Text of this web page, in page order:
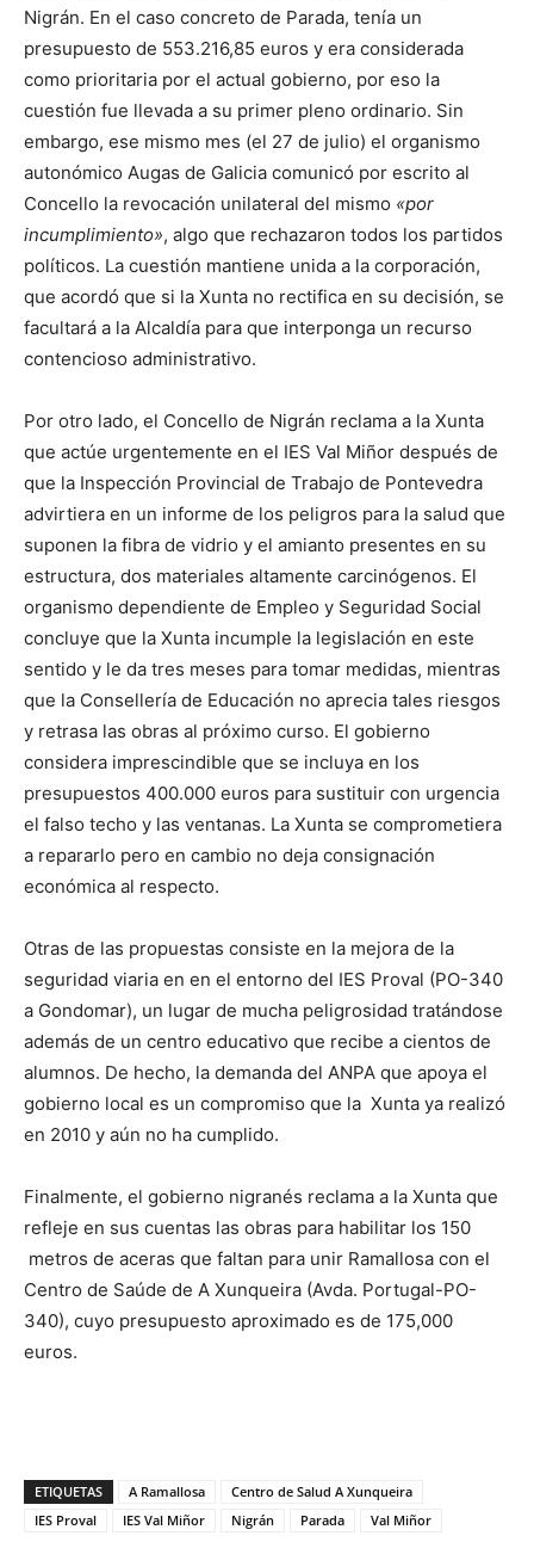
Nigrán. En el caso concreto de Parada, tenía un
presupuesto de 553.216,85 euros y era considerada
como prioritaria por el actual gobierno, por eso la
cuestión fue llevada a su primer pleno ordinario. Sin
embargo, ese mismo mes (el 27 de julio) el organismo
autonómico Augas de Galicia comunicó por escrito al
Concello la revocación unilateral del mismo «por
incumplimiento», algo que rechazaron todos los partidos
políticos. La cuestión mantiene unida a la corporación,
que acordó que si la Xunta no rectifica en su decisión, se
facultará a la Alcaldía para que interponga un recurso
contencioso administrativo.
Por otro lado, el Concello de Nigrán reclama a la Xunta
que actúe urgentemente en el IES Val Miñor después de
que la Inspección Provincial de Trabajo de Pontevedra
advirtiera en un informe de los peligros para la salud que
suponen la fibra de vidrio y el amianto presentes en su
estructura, dos materiales altamente carcinógenos. El
organismo dependiente de Empleo y Seguridad Social
concluye que la Xunta incumple la legislación en este
sentido y le da tres meses para tomar medidas, mientras
que la Consellería de Educación no aprecia tales riesgos
y retrasa las obras al próximo curso. El gobierno
considera imprescindible que se incluya en los
presupuestos 400.000 euros para sustituir con urgencia
el falso techo y las ventanas. La Xunta se comprometiera
a repararlo pero en cambio no deja consignación
económica al respecto.
Otras de las propuestas consiste en la mejora de la
seguridad viaria en en el entorno del IES Proval (PO-340
a Gondomar), un lugar de mucha peligrosidad tratándose
además de un centro educativo que recibe a cientos de
alumnos. De hecho, la demanda del ANPA que apoya el
gobierno local es un compromiso que la Xunta ya realizó
en 2010 y aún no ha cumplido.
Finalmente, el gobierno nigranés reclama a la Xunta que
refleje en sus cuentas las obras para habilitar los 150
metros de aceras que faltan para unir Ramallosa con el
Centro de Saúde de A Xunqueira (Avda. Portugal-PO-
340), cuyo presupuesto aproximado es de 175,000
euros.
ETIQUETAS A Ramallosa
Centro de Salud A Xunqueira
IES Proval
IES Val Miñor Nigrán Parada Val Miñor